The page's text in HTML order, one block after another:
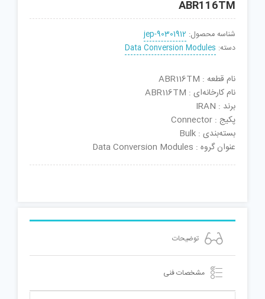
ABR116TM
شناسه محصول: jep-90301912
دسته: Data Conversion Modules
نام قطعه : ABR116TM
نام کارخانه‌ای : ABR116TM
برند : IRAN
پکیج : Connector
بسته‌بندی : Bulk
عنوان گروه : Data Conversion Modules
توضیحات
مشخصات فنی